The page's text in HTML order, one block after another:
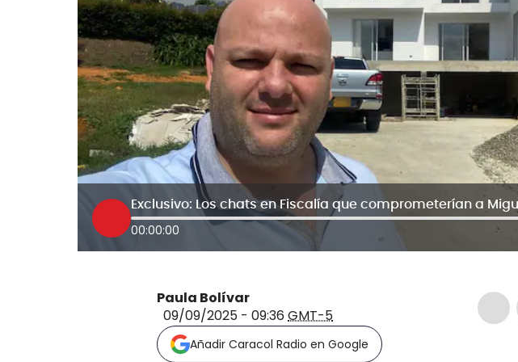
00:00:00
Paula Bolívar
09/09/2025 - 09:36 GMT-5
Añadir Caracol Radio en Google